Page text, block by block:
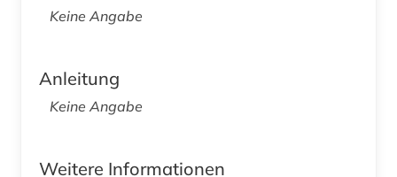
Keine Angabe
Anleitung
Keine Angabe
Weitere Informationen